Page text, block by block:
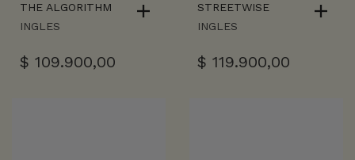
THE ALGORITHM
INGLES
$ 109.900,00
STREETWISE
INGLES
$ 119.900,00